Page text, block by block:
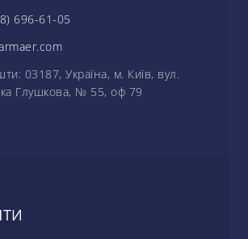
696-61-05
03187, Україна, м. Київ, вул.
Глушкова, № 55, оф 79